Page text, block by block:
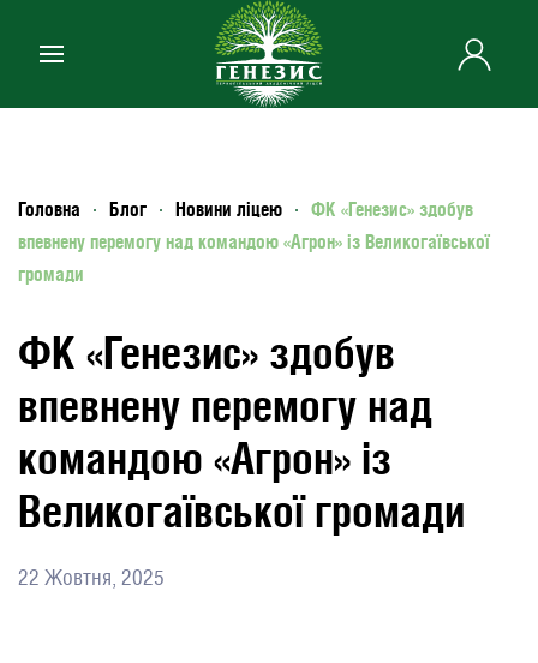
Skip to main content
Головна Блог Новини ліцею
ФК «Генезис» здобув
впевнену перемогу над командою «Агрон» із Великогаївської
громади
ФК «Генезис» здобув
впевнену перемогу над
командою «Агрон» із
Великогаївської громади
22 Жовтня, 2025